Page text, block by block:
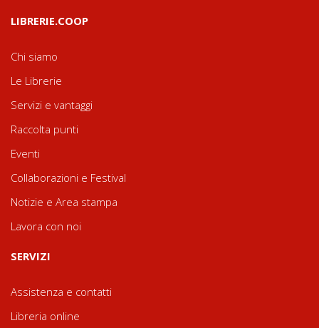
LIBRERIE.COOP
Chi siamo
Le Librerie
Servizi e vantaggi
Raccolta punti
Eventi
Collaborazioni e Festival
Notizie e Area stampa
Lavora con noi
SERVIZI
Assistenza e contatti
Libreria online